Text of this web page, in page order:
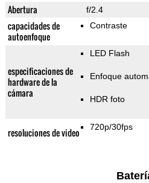
Abertura f/2.4
capacidades de
autoenfoque
Contraste
especificaciones de
hardware de la
cámara
LED Flash
Enfoque
HDR foto
resoluciones de video 720p/30fps